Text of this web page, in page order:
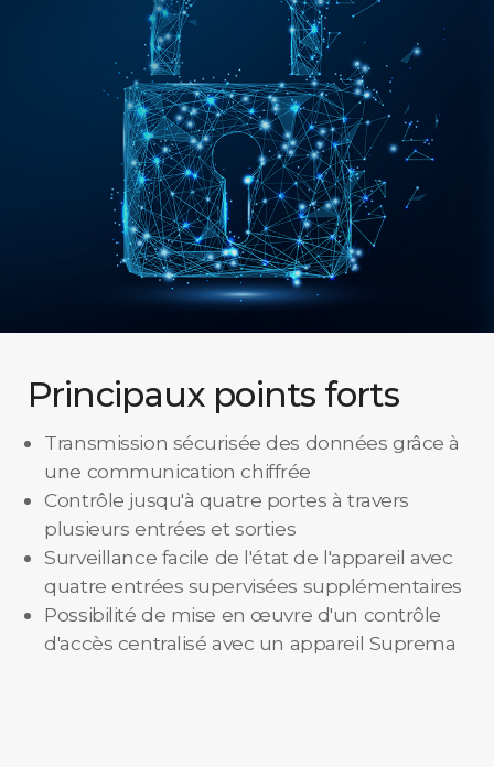
Principaux points forts
Transmission sécurisée des données grâce à
une communication chiffrée
Contrôle jusqu'à quatre portes à travers
plusieurs entrées et sorties
Surveillance facile de l'état de l'appareil avec
quatre entrées supervisées supplémentaires
Possibilité de mise en œuvre d'un contrôle
d'accès centralisé avec un appareil Suprema